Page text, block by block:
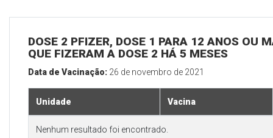
DOSE 2 PFIZER, DOSE 1 PARA 12 ANOS OU
QUE FIZERAM A DOSE 2 HÁ 5 MESES
Data de Vacinação: 26 de novembro de 2021
Unidade Vacina
Nenhum resultado foi encontrado.